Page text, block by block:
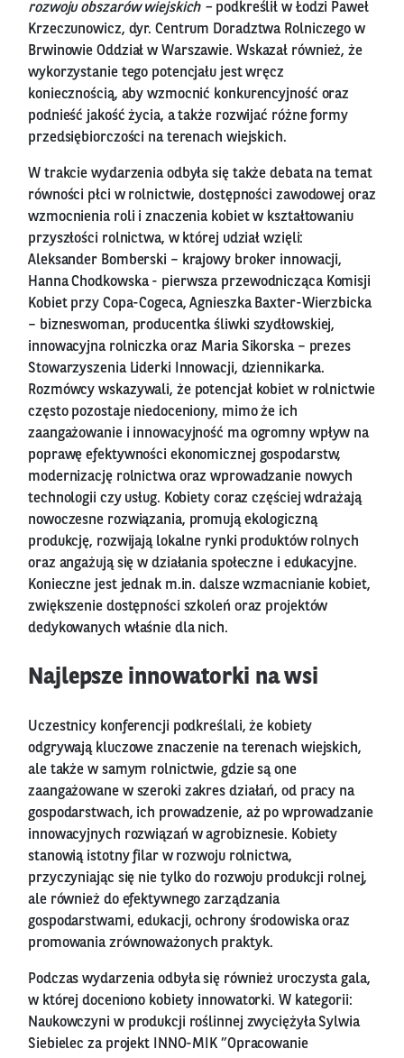
rozwoju obszarów wiejskich – podkreślił w Łodzi Paweł
Krzeczunowicz, dyr. Centrum Doradztwa Rolniczego w
Brwinowie Oddział w Warszawie. Wskazał również, że
wykorzystanie tego potencjału jest wręcz
koniecznością, aby wzmocnić konkurencyjność oraz
podnieść jakość życia, a także rozwijać różne formy
przedsiębiorczości na terenach wiejskich.
W trakcie wydarzenia odbyła się także debata na temat
równości płci w rolnictwie, dostępności zawodowej oraz
wzmocnienia roli i znaczenia kobiet w kształtowaniu
przyszłości rolnictwa, w której udział wzięli:
Aleksander Bomberski – krajowy broker innowacji,
Hanna Chodkowska - pierwsza przewodnicząca Komisji
Kobiet przy Copa-Cogeca, Agnieszka Baxter-Wierzbicka
– bizneswoman, producentka śliwki szydłowskiej,
innowacyjna rolniczka oraz Maria Sikorska – prezes
Stowarzyszenia Liderki Innowacji, dziennikarka.
Rozmówcy wskazywali, że potencjał kobiet w rolnictwie
często pozostaje niedoceniony, mimo że ich
zaangażowanie i innowacyjność ma ogromny wpływ na
poprawę efektywności ekonomicznej gospodarstw,
modernizację rolnictwa oraz wprowadzanie nowych
technologii czy usług. Kobiety coraz częściej wdrażają
nowoczesne rozwiązania, promują ekologiczną
produkcję, rozwijają lokalne rynki produktów rolnych
oraz angażują się w działania społeczne i edukacyjne.
Konieczne jest jednak m.in. dalsze wzmacnianie kobiet,
zwiększenie dostępności szkoleń oraz projektów
dedykowanych właśnie dla nich.
Najlepsze innowatorki na wsi
Uczestnicy konferencji podkreślali, że kobiety
odgrywają kluczowe znaczenie na terenach wiejskich,
ale także w samym rolnictwie, gdzie są one
zaangażowane w szeroki zakres działań, od pracy na
gospodarstwach, ich prowadzenie, aż po wprowadzanie
innowacyjnych rozwiązań w agrobiznesie. Kobiety
stanowią istotny filar w rozwoju rolnictwa,
przyczyniając się nie tylko do rozwoju produkcji rolnej,
ale również do efektywnego zarządzania
gospodarstwami, edukacji, ochrony środowiska oraz
promowania zrównoważonych praktyk.
Podczas wydarzenia odbyła się również uroczysta gala,
w której doceniono kobiety innowatorki. W kategorii:
Naukowczyni w produkcji roślinnej zwyciężyła Sylwia
Siebielec za projekt INNO-MIK ”Opracowanie